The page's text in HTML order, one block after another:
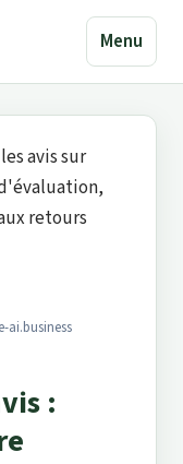
Menu
avis sur
retours
ai.business
: